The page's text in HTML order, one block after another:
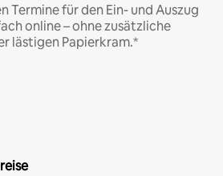
Termine für den Ein- und Auszug
online – ohne zusätzliche
lästigen Papierkram.*